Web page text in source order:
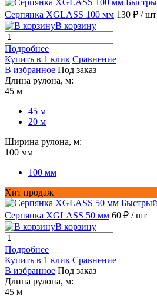
Серпянка XGLASS 100 мм 130 ₽ / шт
В корзину
Подробнее
Купить в 1 клик Сравнение
В избранное Под заказ
Длина рулона, м:
45 м
45 м
20 м
Ширина рулона, м:
100 мм
100 мм
Хит продаж
Серпянка XGLASS 50 мм 60 ₽ / шт
В корзину
Подробнее
Купить в 1 клик Сравнение
В избранное Под заказ
Длина рулона, м:
45 м